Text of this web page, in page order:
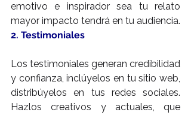
emotivo e inspirador sea tu relato
mayor impacto tendrá en tu audiencia.
2. Testimoniales
Los testimoniales generan credibilidad
y confianza, inclúyelos en tu sitio web,
distribúyelos en tus redes sociales.
Hazlos creativos y actuales, que